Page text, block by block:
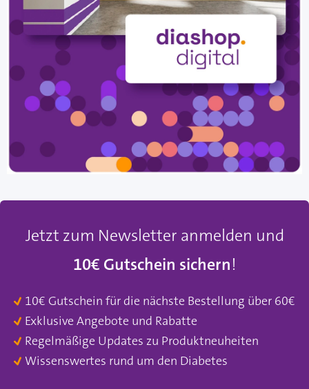
Jetzt zum Newsletter anmelden und
10€ Gutschein sichern!
10€ Gutschein für die nächste Bestellung über 60€
Exklusive Angebote und Rabatte
Regelmäßige Updates zu Produktneuheiten
Wissenswertes rund um den Diabetes